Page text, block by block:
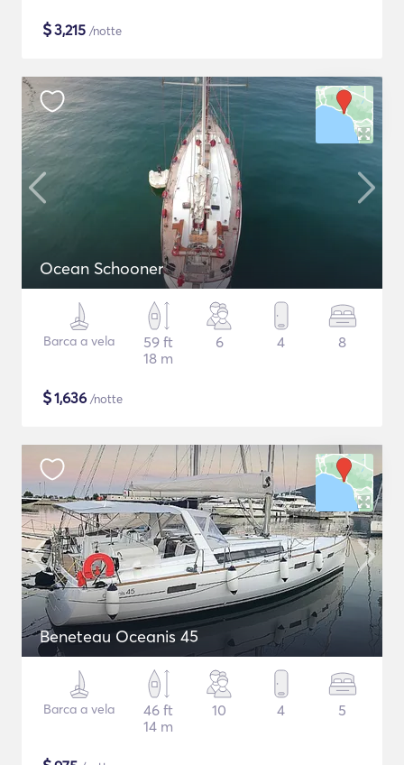
$3,215 /notte
Ocean Schooner
Barca a vela
59 ft
18 m
6 4 8
$1,636 /notte
Beneteau Oceanis 45
Barca a vela
46 ft
14 m
10 4 5